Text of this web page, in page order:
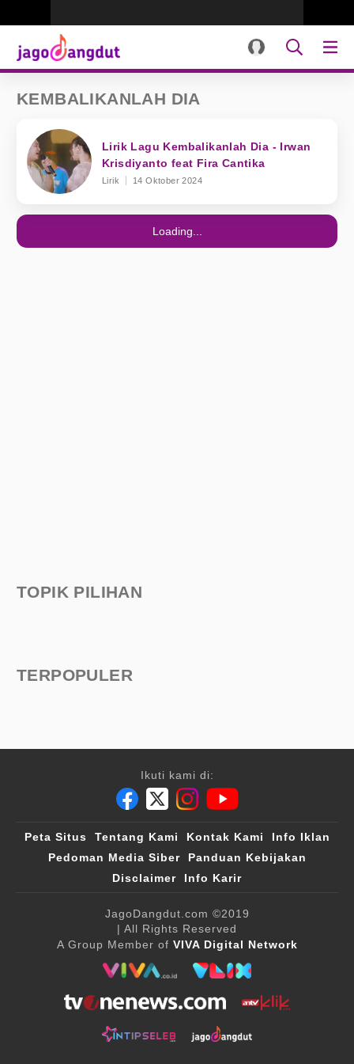
KEMBALIKANLAH DIA
Lirik Lagu Kembalikanlah Dia - Irwan
Krisdiyanto feat Fira Cantika
Lirik 14 Oktober 2024
Loading...
TOPIK PILIHAN
TERPOPULER
Ikuti kami di:
Peta Situs Tentang Kami Kontak Kami
Info Iklan
Pedoman Media Siber
Panduan Kebijakan
Disclaimer
Info Karir
JagoDangdut.com ©2019
| All Rights Reserved
A Group Member of VIVA Digital Network